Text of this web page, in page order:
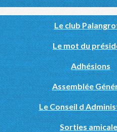
Le club
Le mot du
Adhésions
Assemblée
Le Conseil d
Sorties